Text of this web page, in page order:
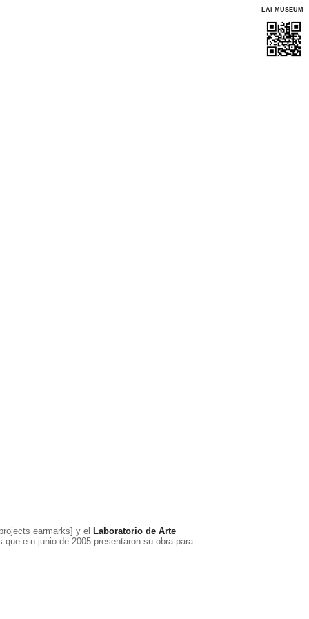
LAi MUSEUM
earmarks] y el Laboratorio de Arte
e n junio de 2005 presentaron su obra para